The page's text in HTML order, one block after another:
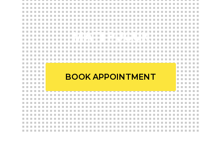
MATI PUCUK
BOOK APPOINTMENT